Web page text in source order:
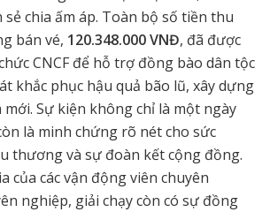
chia ấm áp. Toàn bộ số tiền thu
bán vé, 120.348.000 VNĐ, đã được
CNCF để hỗ trợ đồng bào dân tộc
khắc phục hậu quả bão lũ, xây dựng
Sự kiện không chỉ là một ngày
là minh chứng rõ nét cho sức
thương và sự đoàn kết cộng đồng.
của các vận động viên chuyên
nghiệp, giải chạy còn có sự đồng